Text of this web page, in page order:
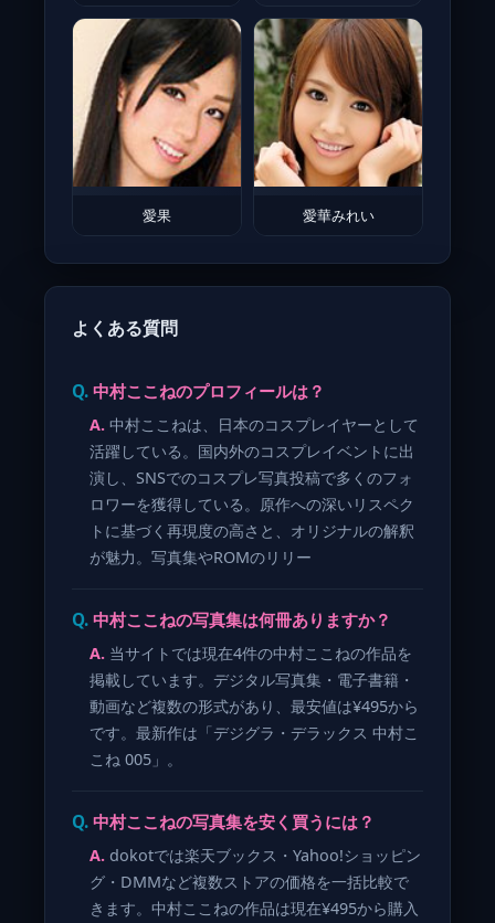
愛果 愛華みれい
よくある質問
中村ここねのプロフィールは？
中村ここねは、日本のコスプレイヤーとして
活躍している。国内外のコスプレイベントに出
演し、SNSでのコスプレ写真投稿で多くのフォ
ロワーを獲得している。原作への深いリスペク
トに基づく再現度の高さと、オリジナルの解釈
が魅力。写真集やROMのリリー
中村ここねの写真集は何冊ありますか？
当サイトでは現在4件の中村ここねの作品を
掲載しています。デジタル写真集・電子書籍・
動画など複数の形式があり、最安値は¥495から
です。最新作は「デジグラ・デラックス 中村こ
こね 005」。
中村ここねの写真集を安く買うには？
dokotでは楽天ブックス・Yahoo!ショッピン
グ・DMMなど複数ストアの価格を一括比較で
きます。中村ここねの作品は現在¥495から購入